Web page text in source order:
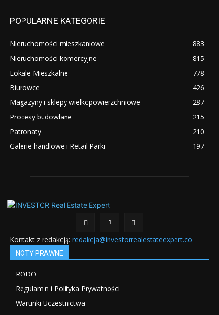
POPULARNE KATEGORIE
Nieruchomości mieszkaniowe
883
Nieruchomości komercyjne
815
Lokale Mieszkalne
778
Biurowce
426
Magazyny i sklepy wielkopowierzchniowe
287
Procesy budowlane
215
Patronaty
210
Galerie handlowe i Retail Parki
197
Kontakt z redakcją: redakcja@investorrealestateexpert.co
NOTY PRAWNE
RODO
Regulamin i Polityka Prywatności
Warunki Uczestnictwa